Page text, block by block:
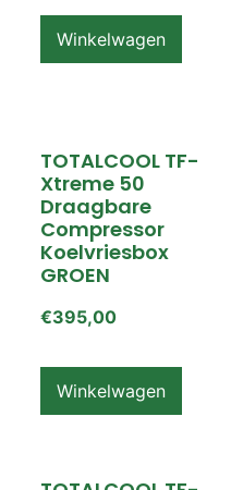
Winkelwagen
TOTALCOOL TF-
Xtreme 50
Draagbare
Compressor
Koelvriesbox
GROEN
€395,00
Winkelwagen